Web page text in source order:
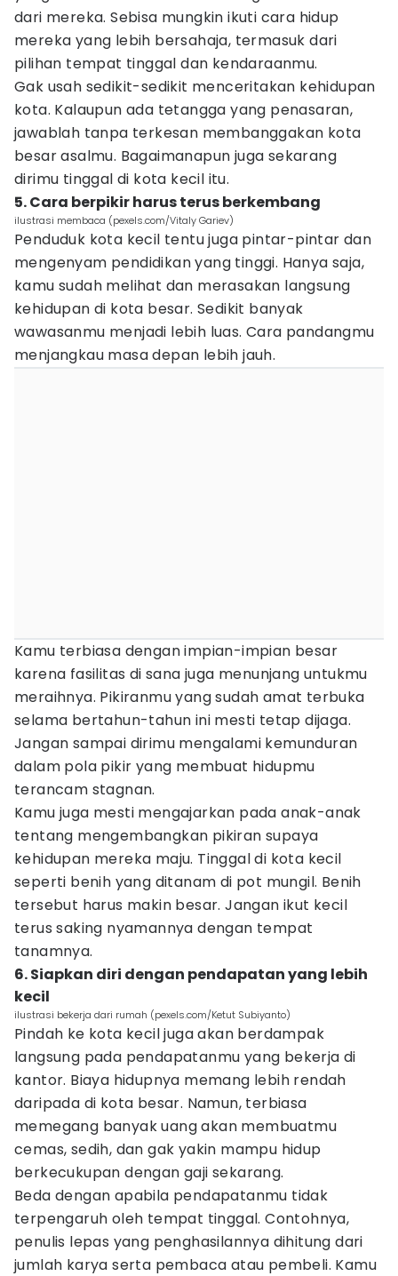
dari mereka. Sebisa mungkin ikuti cara hidup
mereka yang lebih bersahaja, termasuk dari
pilihan tempat tinggal dan kendaraanmu.
Gak usah sedikit-sedikit menceritakan kehidupan
kota. Kalaupun ada tetangga yang penasaran,
jawablah tanpa terkesan membanggakan kota
besar asalmu. Bagaimanapun juga sekarang
dirimu tinggal di kota kecil itu.
5. Cara berpikir harus terus berkembang
ilustrasi membaca (pexels.com/Vitaly Gariev)
Penduduk kota kecil tentu juga pintar-pintar dan
mengenyam pendidikan yang tinggi. Hanya saja,
kamu sudah melihat dan merasakan langsung
kehidupan di kota besar. Sedikit banyak
wawasanmu menjadi lebih luas. Cara pandangmu
menjangkau masa depan lebih jauh.
Kamu terbiasa dengan impian-impian besar
karena fasilitas di sana juga menunjang untukmu
meraihnya. Pikiranmu yang sudah amat terbuka
selama bertahun-tahun ini mesti tetap dijaga.
Jangan sampai dirimu mengalami kemunduran
dalam pola pikir yang membuat hidupmu
terancam stagnan.
Kamu juga mesti mengajarkan pada anak-anak
tentang mengembangkan pikiran supaya
kehidupan mereka maju. Tinggal di kota kecil
seperti benih yang ditanam di pot mungil. Benih
tersebut harus makin besar. Jangan ikut kecil
terus saking nyamannya dengan tempat
tanamnya.
6. Siapkan diri dengan pendapatan yang lebih
kecil
ilustrasi bekerja dari rumah (pexels.com/Ketut Subiyanto)
Pindah ke kota kecil juga akan berdampak
langsung pada pendapatanmu yang bekerja di
kantor. Biaya hidupnya memang lebih rendah
daripada di kota besar. Namun, terbiasa
memegang banyak uang akan membuatmu
cemas, sedih, dan gak yakin mampu hidup
berkecukupan dengan gaji sekarang.
Beda dengan apabila pendapatanmu tidak
terpengaruh oleh tempat tinggal. Contohnya,
penulis lepas yang penghasilannya dihitung dari
jumlah karya serta pembaca atau pembeli. Kamu